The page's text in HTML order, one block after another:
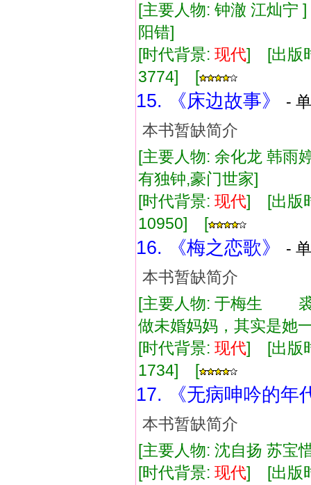
[主要人物: 钟澈 江灿
阳错]
[时代背景: 现代] [出版
3774] [
15. 《床边故事》
-
本书暂缺简介
[主要人物: 余化龙 韩
有独钟,豪门世家]
[时代背景: 现代] [出版
10950] [
16. 《梅之恋歌》
-
本书暂缺简介
[主要人物: 于梅生 裘
做未婚妈妈，其实是
[时代背景: 现代] [出版
1734] [
17. 《无病呻吟的年
本书暂缺简介
[主要人物: 沈自扬 苏
[时代背景: 现代] [出版